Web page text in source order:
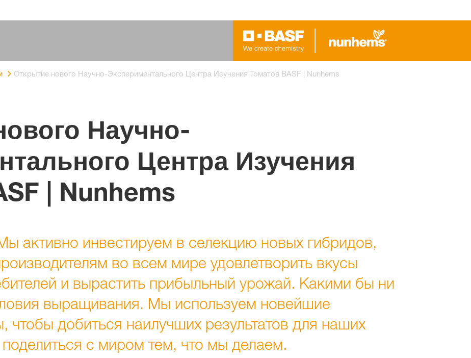
Открытие нового Научно-Экспериментального Центра Изучения Томатов BASF | Nunhems
Научно-
Центра Изучения
| Nunhems
активно инвестируем в селекцию новых гибридов,
во всем мире удовлетворить вкусы
и вырастить прибыльный урожай. Какими бы ни
выращивания. Мы используем новейшие
чтобы добиться наилучших результатов для наших
с миром тем, что мы делаем.